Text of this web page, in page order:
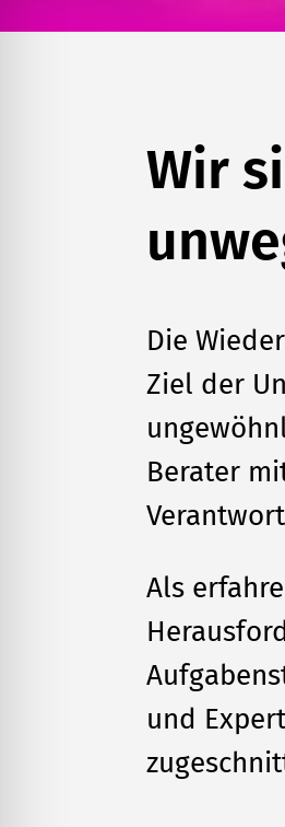
Wir
Die
Ziel der
Berater
Als
und